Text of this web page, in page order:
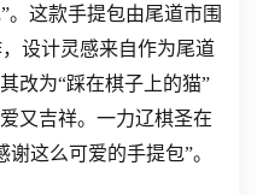
。这款手提包由尾道市围
设计灵感来自作为尾道
改为“踩在棋子上的猫”
又吉祥。一力辽棋圣在
这么可爱的手提包”。